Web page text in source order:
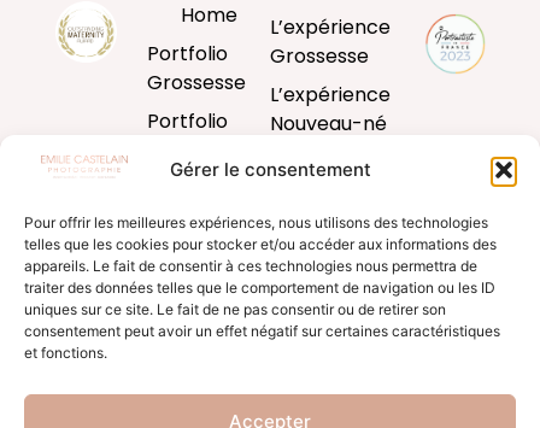
Gérer le consentement
Pour offrir les meilleures expériences, nous utilisons des technologies
telles que les cookies pour stocker et/ou accéder aux informations des
appareils. Le fait de consentir à ces technologies nous permettra de
traiter des données telles que le comportement de navigation ou les ID
uniques sur ce site. Le fait de ne pas consentir ou de retirer son
consentement peut avoir un effet négatif sur certaines caractéristiques
et fonctions.
Accepter
Home
Portfolio
Grossesse
Portfolio
Bébé
Portfolio
Famille
Blog
L’expérience
Grossesse
L’expérience
Nouveau-né
L’expérience
L’expérience
famille
Produits
d’art